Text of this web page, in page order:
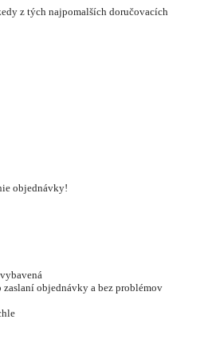
z tých najpomalších doručovacích
objednávky!
zaslaní objednávky a bez problémov